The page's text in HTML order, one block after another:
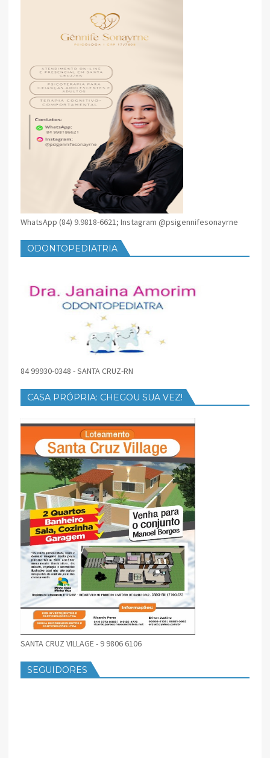
WhatsApp (84) 9.9818-6621; Instagram @psigennifesonayrne
ODONTOPEDIATRIA
84 99930-0348 - SANTA CRUZ-RN
CASA PRÓPRIA: CHEGOU SUA VEZ!
SANTA CRUZ VILLAGE - 9 9806 6106
SEGUIDORES